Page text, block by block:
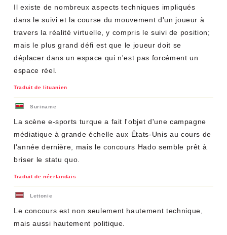
Il existe de nombreux aspects techniques impliqués
dans le suivi et la course du mouvement d'un joueur à
travers la réalité virtuelle, y compris le suivi de position;
mais le plus grand défi est que le joueur doit se
déplacer dans un espace qui n'est pas forcément un
espace réel.
Traduit de lituanien
Suriname
La scène e-sports turque a fait l'objet d'une campagne
médiatique à grande échelle aux États-Unis au cours de
l'année dernière, mais le concours Hado semble prêt à
briser le statu quo.
Traduit de néerlandais
Lettonie
Le concours est non seulement hautement technique,
mais aussi hautement politique.